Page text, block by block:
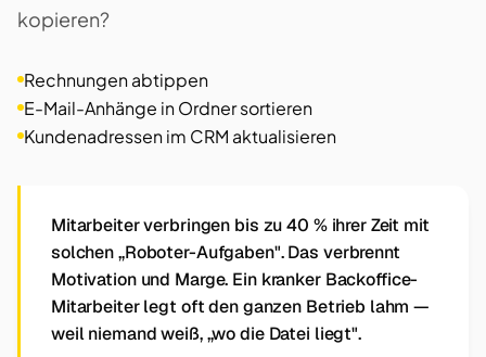
kopieren?
Rechnungen abtippen
E-Mail-Anhänge in Ordner sortieren
Kundenadressen im CRM aktualisieren
Mitarbeiter verbringen bis zu 40 % ihrer Zeit mit
solchen „Roboter-Aufgaben". Das verbrennt
Motivation und Marge. Ein kranker Backoffice-
Mitarbeiter legt oft den ganzen Betrieb lahm —
weil niemand weiß, „wo die Datei liegt".